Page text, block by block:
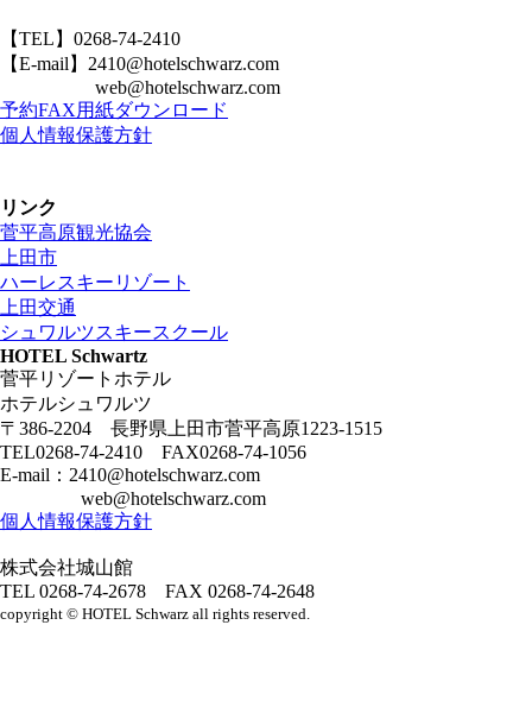
【TEL】0268-74-2410
【E-mail】2410@hotelschwarz.com
web@hotelschwarz.com
予約FAX用紙ダウンロード
個人情報保護方針
リンク
菅平高原観光協会
上田市
ハーレスキーリゾート
上田交通
シュワルツスキースクール
HOTEL Schwartz
菅平リゾートホテル
ホテルシュワルツ
〒386-2204 長野県上田市菅平高原1223-1515
TEL0268-74-2410 FAX0268-74-1056
E-mail：2410@hotelschwarz.com
web@hotelschwarz.com
個人情報保護方針
株式会社城山館
TEL 0268-74-2678 FAX 0268-74-2648
copyright © HOTEL Schwarz all rights reserved.